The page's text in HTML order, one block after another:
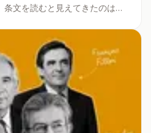
文を読むと見えてきたのは、